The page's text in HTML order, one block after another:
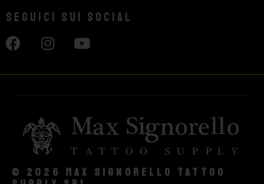
Seguici sui social
© 2026 Max Signorello Tattoo